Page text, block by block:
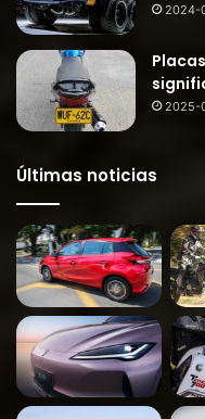
2024-
2025-
Últimas noticias